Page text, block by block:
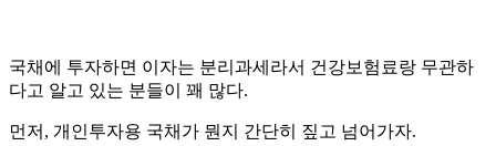
국채에 투자하면 이자는 분리과세라서 건강보험료랑 무관하
다고 알고 있는 분들이 꽤 많다.
먼저, 개인투자용 국채가 뭔지 간단히 짚고 넘어가자.